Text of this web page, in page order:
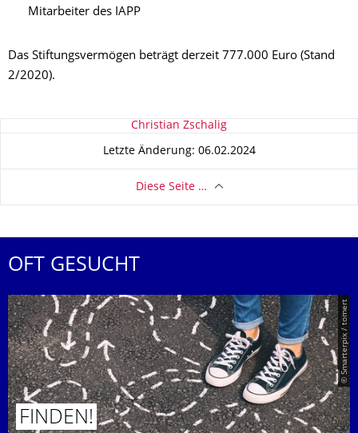
Mitarbeiter des IAPP
Das Stiftungsvermögen beträgt derzeit 777.000 Euro (Stand
2/2020).
Zu dieser Seite Christian Zschalig
Letzte Änderung: 06.02.2024
Diese Seite …
OFT GESUCHT
© Smarterpix / tomert
FINDEN!